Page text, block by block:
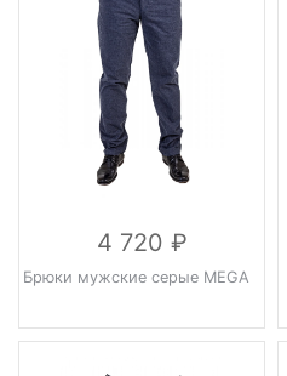
4 720
Брюки мужские серые MEGA